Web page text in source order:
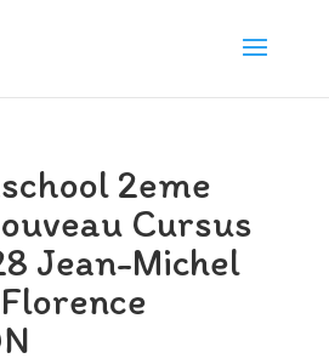
2eme
Cursus
Jean-Michel